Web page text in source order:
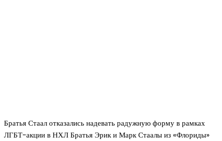
Братья Стаал отказались надевать радужную форму в рамках
ЛГБТ-акции в НХЛ Братья Эрик и Марк Стаалы из «Флориды»